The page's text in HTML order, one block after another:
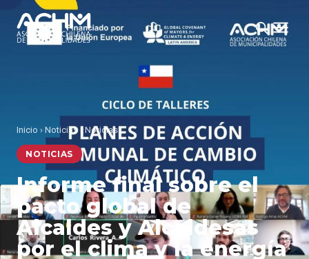
Inicio › Noticias›Noticias
NOTICIAS
Informe final sobre el
pacto global de
Alcaldes y Alcaldesas
por el clima y la energía